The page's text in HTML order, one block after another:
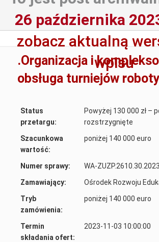
26 października
zobacz aktualną
wpisu
.Organizacja i
obsługa turniejów
Status
przetargu:
Powyżej 130 000 zł –
rozstrzygnięte
Szacunkowa
wartość:
poniżej 140 000 euro
Numer sprawy:
WA-ZUZP.2610.30.2023
Zamawiający:
Ośrodek Rozwoju
Tryb
zamówienia:
poniżej 140 000 euro
Termin
składania ofert:
2023-11-03 10:00:00